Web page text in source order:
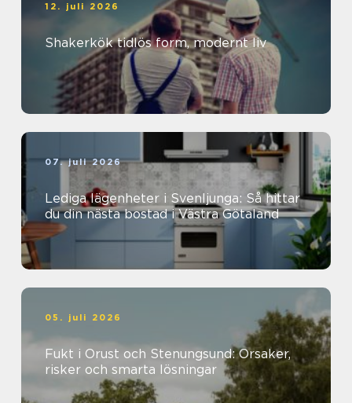
12. juli 2026
Shakerkök tidlös form, modernt liv
07. juli 2026
Lediga lägenheter i Svenljunga: Så hittar
du din nästa bostad i Västra Götaland
05. juli 2026
Fukt i Orust och Stenungsund: Orsaker,
risker och smarta lösningar